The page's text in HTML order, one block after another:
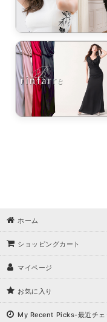
ホーム
ショッピングカート
マイページ
お気に入り
My Recent Picks-最近チェ